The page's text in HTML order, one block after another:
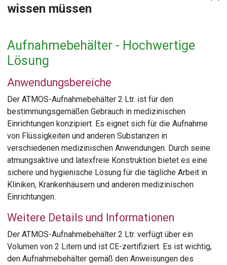
wissen müssen
Aufnahmebehälter - Hochwertige
Lösung
Anwendungsbereiche
Der ATMOS-Aufnahmebehälter 2 Ltr. ist für den
bestimmungsgemäßen Gebrauch in medizinischen
Einrichtungen konzipiert. Es eignet sich für die Aufnahme
von Flüssigkeiten und anderen Substanzen in
verschiedenen medizinischen Anwendungen. Durch seine
atmungsaktive und latexfreie Konstruktion bietet es eine
sichere und hygienische Lösung für die tägliche Arbeit in
Kliniken, Krankenhäusern und anderen medizinischen
Einrichtungen.
Weitere Details und Informationen
Der ATMOS-Aufnahmebehälter 2 Ltr. verfügt über ein
Volumen von 2 Litern und ist CE-zertifiziert. Es ist wichtig,
den Aufnahmebehälter gemäß den Anweisungen des